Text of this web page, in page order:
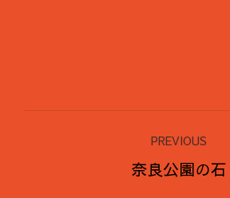
ProjectPREVIOUS
Previous
奈良公園の石